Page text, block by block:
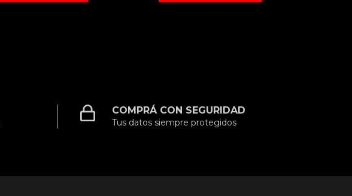
COMPRÁ CON SEGURIDAD
Tus datos siempre protegidos